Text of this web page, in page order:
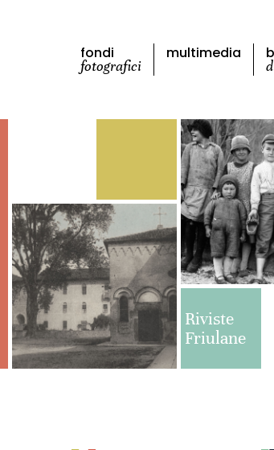
fondi
fotografici
multimedia
Riviste
Friulane